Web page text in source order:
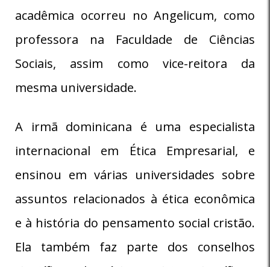
acadêmica ocorreu no Angelicum, como
professora na Faculdade de Ciências
Sociais, assim como vice-reitora da
mesma universidade.
A irmã dominicana é uma especialista
internacional em Ética Empresarial, e
ensinou em várias universidades sobre
assuntos relacionados à ética econômica
e à história do pensamento social cristão.
Ela também faz parte dos conselhos